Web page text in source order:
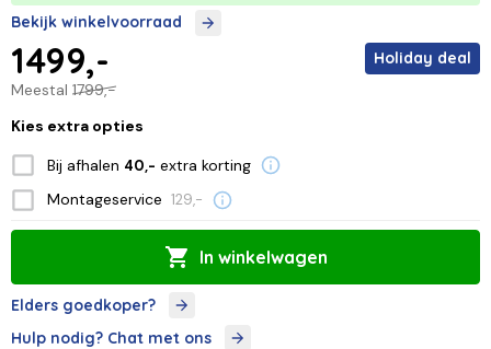
Bekijk winkelvoorraad
Meestal 1799,-
1499,- Holiday deal
Kies extra opties
Bij afhalen 40,- extra korting
Montageservice 129,-
In winkelwagen
Elders goedkoper?
Hulp nodig? Chat met ons